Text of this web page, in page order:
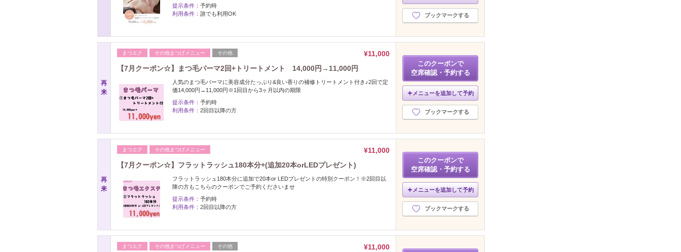
提示条件： 予約時
利用条件： 誰でも利用OK ブックマークする
再
来
まつエク その他まつげメニュー その他
¥11,000
【7月クーポン☆】まつ毛パーマ2回+トリートメント 14,000円→11,000円
人気のまつ毛パーマに美容成分たっぷり&良い香りの補修トリートメント付き♪2回で定
価14,000円→11,000円※1回目から3ヶ月以内の期限
提示条件： 予約時
利用条件： 2回目以降の方
このクーポンで
空席確認・予約する
メニューを追加して予約
ブックマークする
再
来
まつエク その他まつげメニュー
¥11,000
【7月クーポン☆】フラットラッシュ180本分+(追加20本orLEDプレゼント)
フラットラッシュ180本分に追加で20本or LEDプレゼントの特別クーポン！※2回目以
降の方もこちらのクーポンでご予約くださいませ
提示条件： 予約時
利用条件： 2回目以降の方
このクーポンで
空席確認・予約する
メニューを追加して予約
ブックマークする
まつエク その他まつげメニュー その他
¥11,000